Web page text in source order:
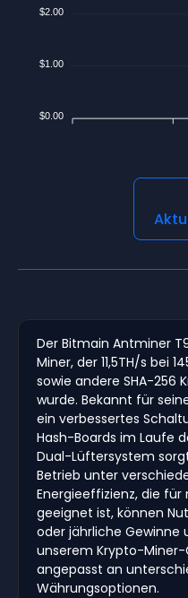
$2.00
$1.00
$0.00
Der Bitmain Antminer
Miner, der 11,5TH/s bei
sowie andere SHA-256
wurde. Bekannt für
ein verbessertes
Hash-Boards im Laufe
Dual-Lüftersystem
Betrieb unter
Energieeffizienz, die
geeignet ist, können
oder jährliche Gewinne
unserem Krypto-
angepasst an
Währungsoptionen.